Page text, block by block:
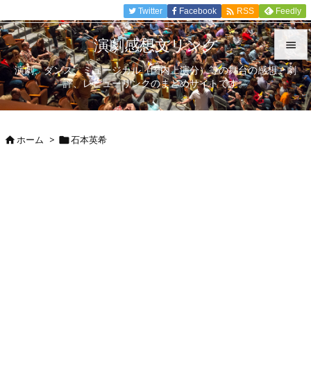


メニュ

Twitter Facebook  RSS Feedly
演劇感想文リンク
演劇、ダンス、ミュージカル（国内上演分）等の舞台の感想、劇
評、レビューリンクのまとめサイトです。
ホーム > 石本英希